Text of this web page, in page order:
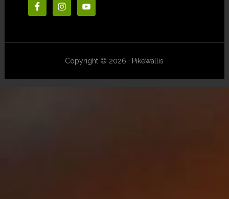
Copyright © 2026 · Pikewallis